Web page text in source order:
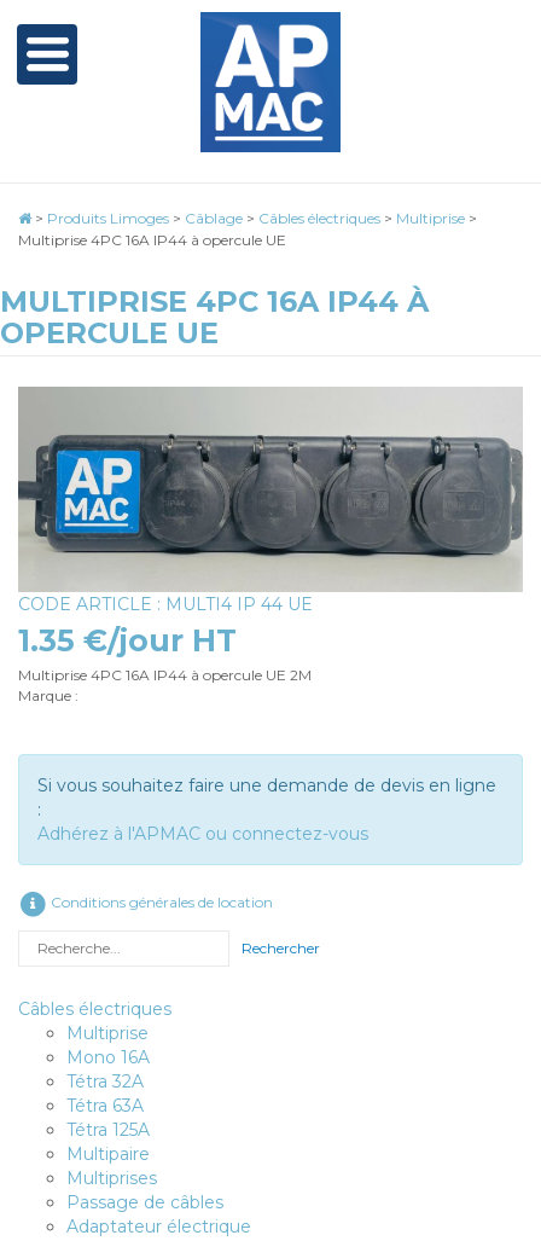
> Produits Limoges > Câblage > Câbles électriques > Multiprise >
Multiprise 4PC 16A IP44 à opercule UE
MULTIPRISE 4PC 16A IP44 À
OPERCULE UE
CODE ARTICLE : MULTI4 IP 44 UE
1.35 €/jour HT
Multiprise 4PC 16A IP44 à opercule UE 2M
Marque :
Si vous souhaitez faire une demande de devis en ligne
:
Adhérez à l'APMAC ou connectez-vous
Conditions générales de location
Rechercher
Câbles électriques
Multiprise
Mono 16A
Tétra 32A
Tétra 63A
Tétra 125A
Multipaire
Multiprises
Passage de câbles
Adaptateur électrique